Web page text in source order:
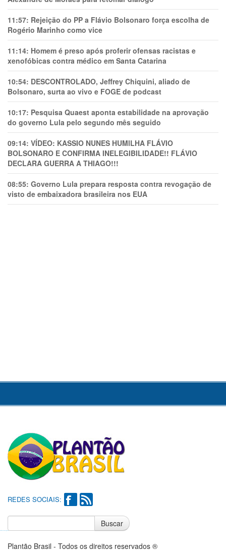
11:57: Rejeição do PP a Flávio Bolsonaro força escolha de
Rogério Marinho como vice
11:14: Homem é preso após proferir ofensas racistas e
xenofóbicas contra médico em Santa Catarina
10:54: DESCONTROLADO, Jeffrey Chiquini, aliado de
Bolsonaro, surta ao vivo e FOGE de podcast
10:17: Pesquisa Quaest aponta estabilidade na aprovação
do governo Lula pelo segundo mês seguido
09:14: VÍDEO: KASSIO NUNES HUMlLHA FLÁVIO
BOLSONARO E CONFIRMA INELEGIBILIDADE!! FLÁVIO
DECLARA GUERRA A THIAGO!!!
08:55: Governo Lula prepara resposta contra revogação de
visto de embaixadora brasileira nos EUA
REDES SOCIAIS:
Buscar
Plantão Brasil - Todos os direitos reservados ®